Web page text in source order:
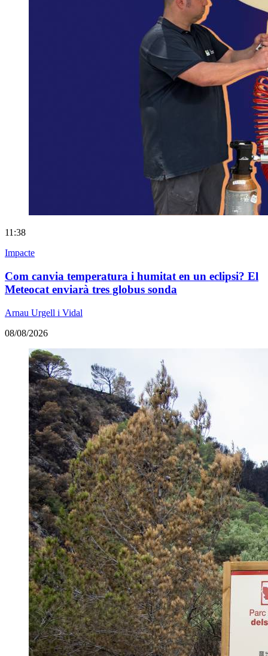
11:38
Impacte
Com canvia temperatura i humitat en un eclipsi? El
Meteocat enviarà tres globus sonda
Arnau Urgell i Vidal
08/08/2026